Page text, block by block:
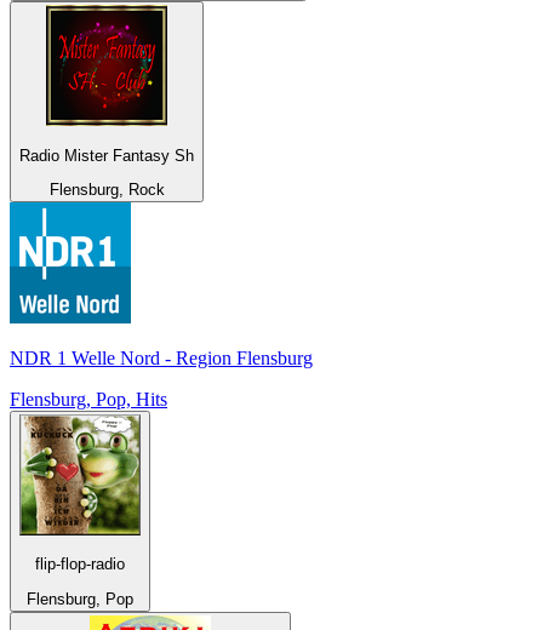
Radio Mister Fantasy Sh
Flensburg, Rock
NDR 1 Welle Nord - Region Flensburg
Flensburg, Pop, Hits
flip-flop-radio
Flensburg, Pop